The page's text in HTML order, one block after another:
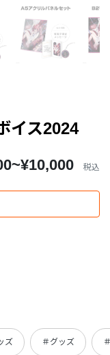
イス2024
税込
ズ ＃グッズ